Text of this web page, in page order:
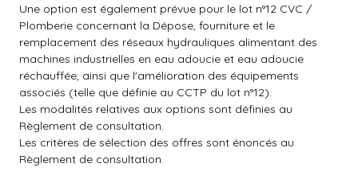
Une option est également prévue pour le lot n°12 CVC /
Plomberie concernant la Dépose, fourniture et le
remplacement des réseaux hydrauliques alimentant des
machines industrielles en eau adoucie et eau adoucie
réchauffée, ainsi que l'amélioration des équipements
associés (telle que définie au CCTP du lot n°12).
Les modalités relatives aux options sont définies au
Règlement de consultation.
Les critères de sélection des offres sont énoncés au
Règlement de consultation.